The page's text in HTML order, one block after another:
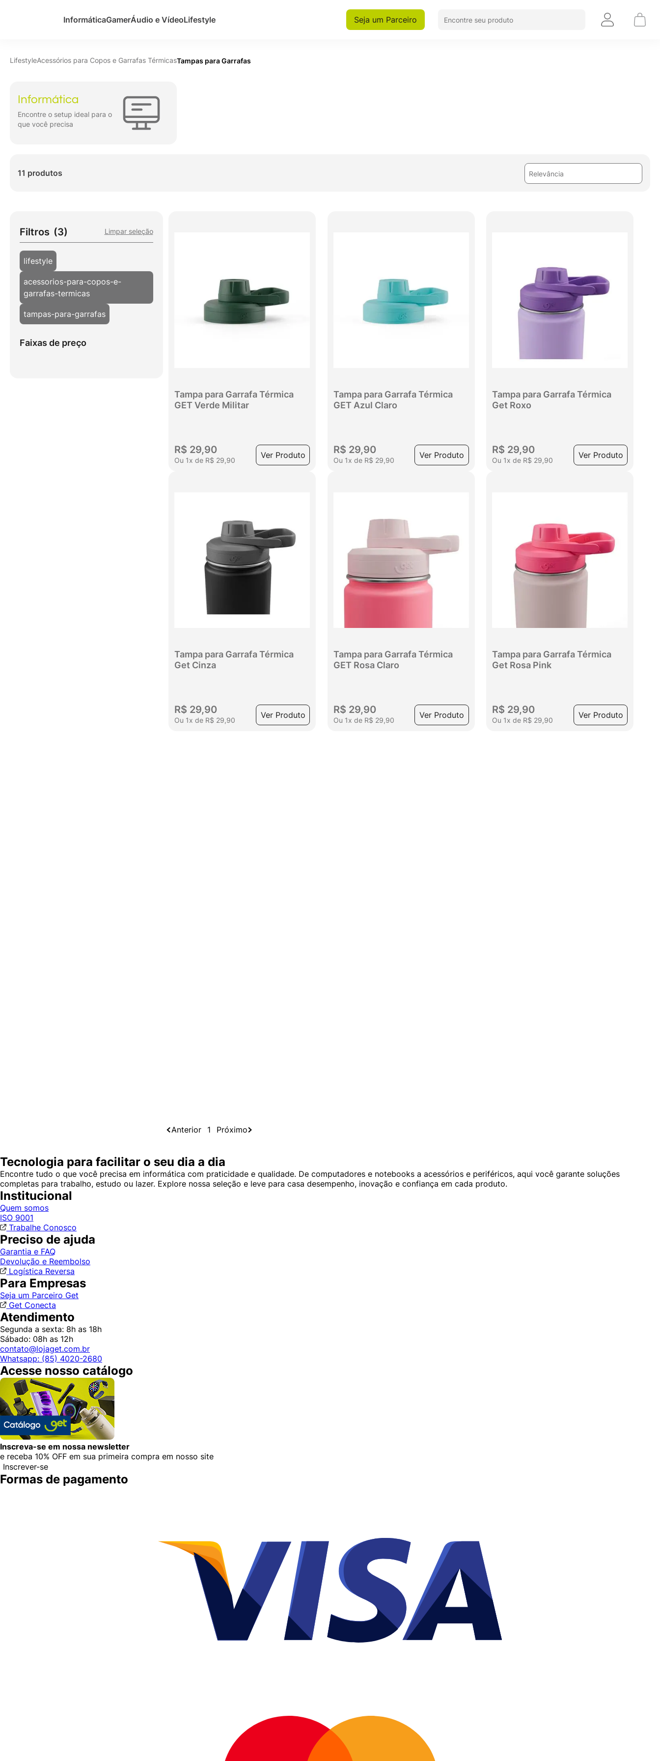
InformáticaGamerÁudio e VídeoLifestyle Seja um Parceiro Encontre seu produto
LifestyleAcessórios para Copos e Garrafas TérmicasTampas para Garrafas
Informática
Encontre o setup ideal para o
que você precisa
11 produtos Relevância
Filtros (3) Limpar seleção
lifestyle
acessorios-para-copos-e-
garrafas-termicas
tampas-para-garrafas
Faixas de preço
Tampa para Garrafa Térmica
GET Verde Militar
R$ 29,90
Ou 1x de R$ 29,90
Ver Produto
Tampa para Garrafa Térmica
GET Azul Claro
R$ 29,90
Ou 1x de R$ 29,90
Ver Produto
Tampa para Garrafa Térmica
Get Roxo
R$ 29,90
Ou 1x de R$ 29,90
Ver Produto
Tampa para Garrafa Térmica
Get Cinza
R$ 29,90
Ou 1x de R$ 29,90
Ver Produto
Tampa para Garrafa Térmica
GET Rosa Claro
R$ 29,90
Ou 1x de R$ 29,90
Ver Produto
Tampa para Garrafa Térmica
Get Rosa Pink
R$ 29,90
Ou 1x de R$ 29,90
Ver Produto
Anterior 1 Próximo
Tecnologia para facilitar o seu dia a dia
Encontre tudo o que você precisa em informática com praticidade e qualidade. De computadores e notebooks a acessórios e periféricos, aqui você garante soluções
completas para trabalho, estudo ou lazer. Explore nossa seleção e leve para casa desempenho, inovação e confiança em cada produto.
Institucional
Quem somos
ISO 9001
Trabalhe Conosco
Preciso de ajuda
Garantia e FAQ
Devolução e Reembolso
Logística Reversa
Para Empresas
Seja um Parceiro Get
Get Conecta
Atendimento
Segunda a sexta: 8h as 18h
Sábado: 08h as 12h
contato@lojaget.com.br
Whatsapp: (85) 4020-2680
Acesse nosso catálogo
Inscreva-se em nossa newsletter
e receba 10% OFF em sua primeira compra em nosso site
Inscrever-se
Formas de pagamento